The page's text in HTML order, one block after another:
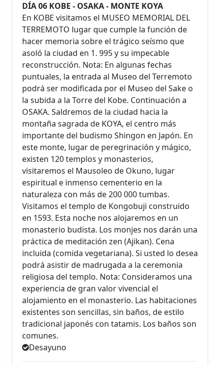
DÍA 06 KOBE - OSAKA - MONTE KOYA
En KOBE visitamos el MUSEO MEMORIAL DEL
TERREMOTO lugar que cumple la función de
hacer memoria sobre el trágico seísmo que
asoló la ciudad en 1. 995 y su impecable
reconstrucción. Nota: En algunas fechas
puntuales, la entrada al Museo del Terremoto
podrá ser modificada por el Museo del Sake o
la subida a la Torre del Kobe. Continuación a
OSAKA. Saldremos de la ciudad hacia la
montaña sagrada de KOYA, el centro más
importante del budismo Shingon en Japón. En
este monte, lugar de peregrinación y mágico,
existen 120 templos y monasterios,
visitaremos el Mausoleo de Okuno, lugar
espiritual e inmenso cementerio en la
naturaleza con más de 200 000 tumbas.
Visitamos el templo de Kongobuji construido
en 1593. Esta noche nos alojaremos en un
monasterio budista. Los monjes nos darán una
práctica de meditación zen (Ajikan). Cena
incluida (comida vegetariana). Si usted lo desea
podrá asistir de madrugada a la ceremonia
religiosa del templo. Nota: Consideramos una
experiencia de gran valor vivencial el
alojamiento en el monasterio. Las habitaciones
existentes son sencillas, sin baños, de estilo
tradicional japonés con tatamis. Los baños son
comunes.
Desayuno